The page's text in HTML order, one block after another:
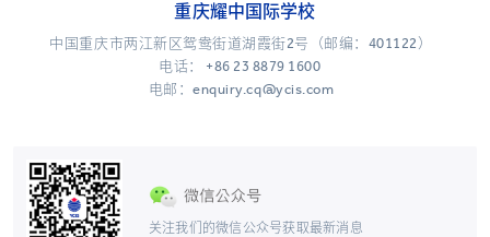
关注我们的微信公众号获取最新消息
重庆耀中国际学校
中国重庆市两江新区鸳鸯街道湖霞街2号（邮编：401122）
电话： +86 23 8879 1600
电邮：enquiry.cq@ycis.com